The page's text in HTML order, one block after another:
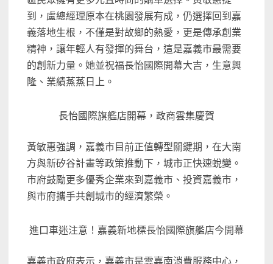
到，盧總經理原本在桃園發展有成，仍選擇回到嘉
義落地生根，不僅是對故鄉的熱愛，更是傳承創業
精神，讓年輕人有發揮的舞台，這是嘉義市最需要
的創新力量。她並祝福長怡國際開幕大吉，生意興
隆、業績蒸蒸日上。
長怡國際旗艦店開幕，政商雲集慶賀
黃敏惠強調，嘉義市目前正值轉型關鍵期，在大南
方與新矽谷計畫等政策推動下，城市正快速蛻變。
市府鼓勵更多優秀企業來到嘉義市、投資嘉義市，
與市府攜手共創城市的經濟繁榮。
進口車迷注意！嘉義新地標長怡國際旗艦店今開幕
嘉義市政府表示，嘉義市是雲嘉南消費服務中心，